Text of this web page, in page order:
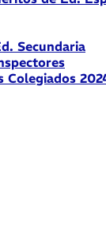
Secundaria
Colegiados